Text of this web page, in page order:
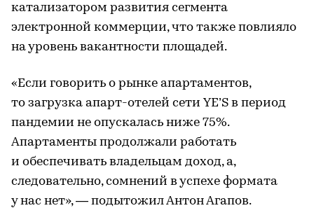
катализатором развития сегмента
электронной коммерции, что также повлияло
на уровень вакантности площадей.
«Если говорить о рынке апартаментов,
то загрузка апарт-отелей сети YE’S в период
пандемии не опускалась ниже 75%.
Апартаменты продолжали работать
и обеспечивать владельцам доход, а,
следовательно, сомнений в успехе формата
у нас нет», — подытожил Антон Агапов.